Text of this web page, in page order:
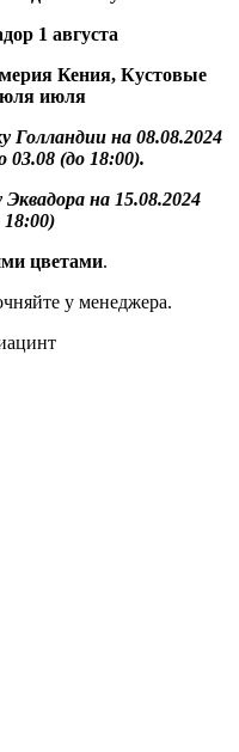
1 августа
Кения, Кустовые
июля
Голландии на 08.08.2024
(до 18:00).
на 15.08.2024
цветами.
у менеджера.